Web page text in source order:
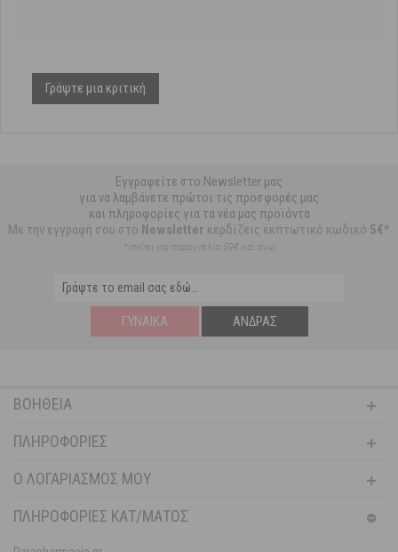
Γράψτε μια κριτική
Εγγραφείτε στο Newsletter μας
για να λαμβάνετε πρώτοι τις προσφορές μας
και πληροφορίες για τα νέα μας προϊόντα
Με την εγγραφή σου στο Newsletter κερδίζεις εκπτωτικό κωδικό 5€*
*ισχύει για παραγγελία 59€ και άνω
ΓΥΝΑΊΚΑ ΆΝΔΡΑΣ
ΒΟΉΘΕΙΑ
ΠΛΗΡΟΦΟΡΊΕΣ
Ο ΛΟΓΑΡΙΑΣΜΌΣ ΜΟΥ
ΠΛΗΡΟΦΟΡΙΕΣ ΚΑΤ/ΜΑΤΟΣ